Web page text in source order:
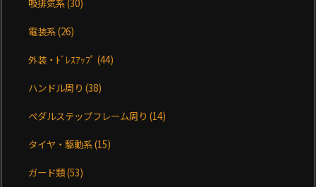
電装系(26)
外装・ﾄﾞﾚｽｱｯﾌﾟ(44)
ハンドル周り(38)
ペダルステップフレーム周り(14)
タイヤ・駆動系(15)
ガード類(53)